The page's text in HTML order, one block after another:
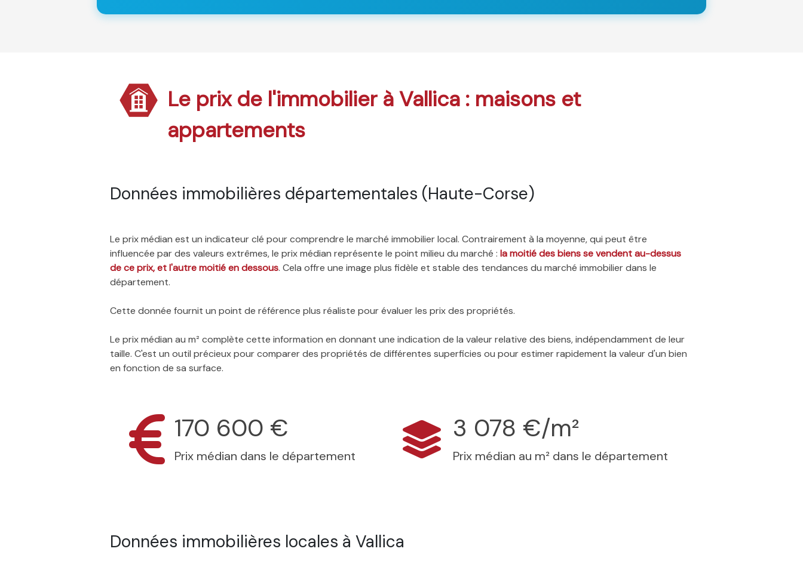
Le prix de l'immobilier à Vallica : maisons et
appartements
Données immobilières départementales (Haute-Corse)
Le prix médian est un indicateur clé pour comprendre le marché immobilier local. Contrairement à la moyenne, qui peut être
influencée par des valeurs extrêmes, le prix médian représente le point milieu du marché : la moitié des biens se vendent au-dessus
de ce prix, et l'autre moitié en dessous. Cela offre une image plus fidèle et stable des tendances du marché immobilier dans le
département.
Cette donnée fournit un point de référence plus réaliste pour évaluer les prix des propriétés.
Le prix médian au m² complète cette information en donnant une indication de la valeur relative des biens, indépendamment de leur
taille. C'est un outil précieux pour comparer des propriétés de différentes superficies ou pour estimer rapidement la valeur d'un bien
en fonction de sa surface.
170 600 €
Prix médian dans le département
3 078 €/m²
Prix médian au m² dans le département
Données immobilières locales à Vallica